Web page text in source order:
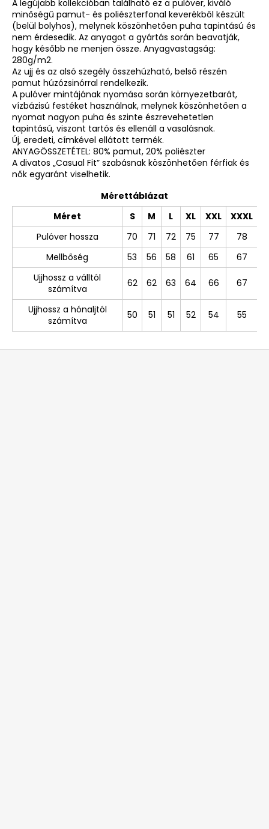
A legújabb kollekcióban található ez a pulóver, kiváló
minőségű pamut- és poliészterfonal keverékből készült
(belül bolyhos), melynek köszönhetően puha tapintású és
nem érdesedik. Az anyagot a gyártás során beavatják,
hogy később ne menjen össze. Anyagvastagság:
280g/m2.
Az ujj és az alsó szegély összehúzható, belső részén
pamut húzózsinórral rendelkezik.
A pulóver mintájának nyomása során környezetbarát,
vízbázisú festéket használnak, melynek köszönhetően a
nyomat nagyon puha és szinte észrevehetetlen
tapintású, viszont tartós és ellenáll a vasalásnak.
Új, eredeti, címkével ellátott termék.
ANYAGÖSSZETÉTEL: 80% pamut, 20% poliészter
A divatos „Casual Fit” szabásnak köszönhetően férfiak és
nők egyaránt viselhetik.
Mérettáblázat
Méret
S M L XL XXL
XXXL
Pulóver hossza
70 71 72 75 77
78
Mellbőség
53 56 58 61 65
67
Ujjhossz a válltól
számítva
62 62 63 64 66 67
Ujjhossz a hónaljtól
számítva
50 51 51 52 54 55
L